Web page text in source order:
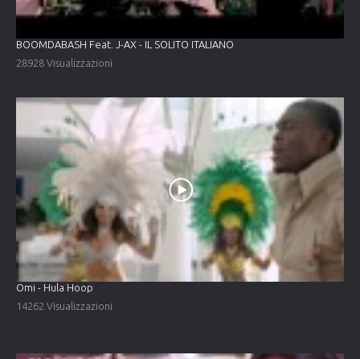
BOOMDABASH Feat. J-AX - IL SOLITO ITALIANO
28928 Visualizzazioni
Omi - Hula Hoop
14262 Visualizzazioni